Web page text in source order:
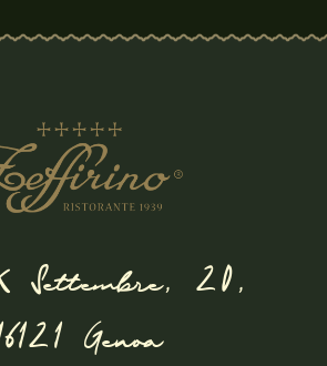
Settembre, 20,
Genoa